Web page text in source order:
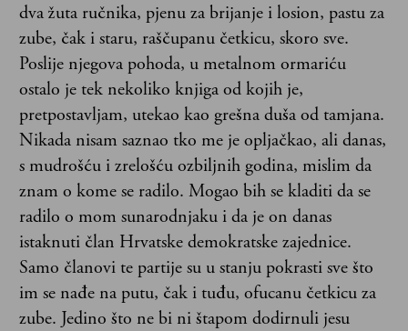
dva žuta ručnika, pjenu za brijanje i losion, pastu za
zube, čak i staru, raščupanu četkicu, skoro sve.
Poslije njegova pohoda, u metalnom ormariću
ostalo je tek nekoliko knjiga od kojih je,
pretpostavljam, utekao kao grešna duša od tamjana.
Nikada nisam saznao tko me je opljačkao, ali danas,
s mudrošću i zrelošću ozbiljnih godina, mislim da
znam o kome se radilo. Mogao bih se kladiti da se
radilo o mom sunarodnjaku i da je on danas
istaknuti član Hrvatske demokratske zajednice.
Samo članovi te partije su u stanju pokrasti sve što
im se nađe na putu, čak i tuđu, ofucanu četkicu za
zube. Jedino što ne bi ni štapom dodirnuli jesu